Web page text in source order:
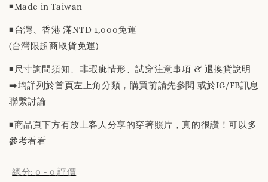
◾️Made in Taiwan
◾️台灣、香港 滿NTD 1,000免運
(台灣限超商取貨免運)
◾️尺寸詢問須知、非瑕疵情形、試穿注意事項 & 退換貨說明
➡️均詳列於首頁左上角分類，購買前請先參閱 或於IG/FB訊息
聯繫討論
◾️商品頁下方有放上客人分享的穿著照片，真的很讚！可以多
參考看看
總分: 0 - 0 評價